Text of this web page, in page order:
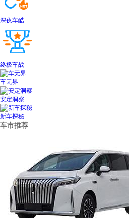
深夜车酷
终极车战
车无界
安定洞察
新车探秘
车市推荐